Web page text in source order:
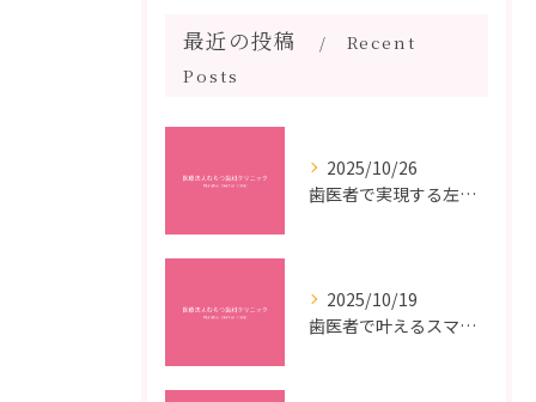
最近の投稿
Recent
Posts
2025/10/26
歯医者で実現する左右対称治療のポイントと矯正治療選びの疑問解決ガイド
2025/10/19
歯医者で叶えるスマイルメイクオーバーなら福岡県福岡市博多区博多駅前の最新矯正治療解説